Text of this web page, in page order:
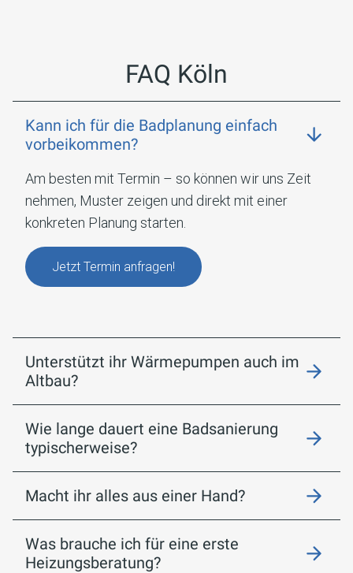
FAQ Köln
Kann ich für die Badplanung einfach
vorbeikommen?
Am besten mit Termin – so können wir uns Zeit
nehmen, Muster zeigen und direkt mit einer
konkreten Planung starten.
Jetzt Termin anfragen!
Unterstützt ihr Wärmepumpen auch im
Altbau?
Wie lange dauert eine Badsanierung
typischerweise?
Macht ihr alles aus einer Hand?
Was brauche ich für eine erste
Heizungsberatung?